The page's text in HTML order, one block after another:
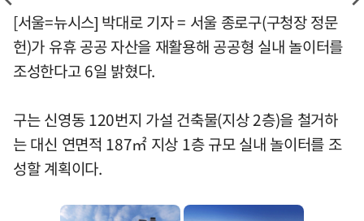
[서울=뉴시스] 박대로 기자 = 서울 종로구(구청장 정문
헌)가 유휴 공공 자산을 재활용해 공공형 실내 놀이터를
조성한다고 6일 밝혔다.
구는 신영동 120번지 가설 건축물(지상 2층)을 철거하
는 대신 연면적 187㎡ 지상 1층 규모 실내 놀이터를 조
성할 계획이다.